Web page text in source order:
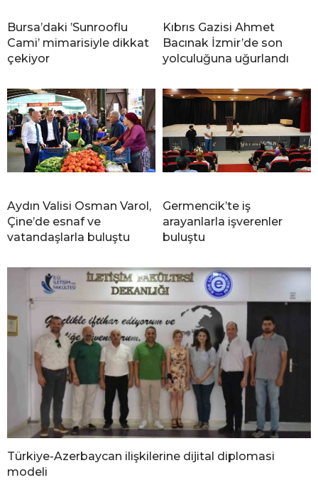
Bursa’daki ’Sunrooflu
Cami’ mimarisiyle dikkat
çekiyor
Kıbrıs Gazisi Ahmet
Bacınak İzmir’de son
yolculuğuna uğurlandı
Aydın Valisi Osman Varol,
Çine’de esnaf ve
vatandaşlarla buluştu
Germencik’te iş
arayanlarla işverenler
buluştu
Türkiye-Azerbaycan ilişkilerine dijital diplomasi
modeli